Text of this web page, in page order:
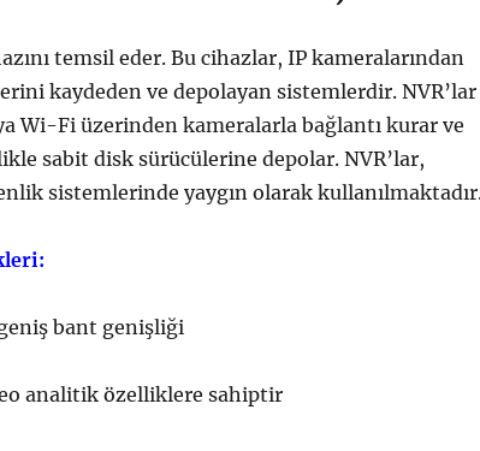
temsil eder. Bu cihazlar, IP kameralarından
kaydeden ve depolayan sistemlerdir. NVR’lar
Wi-Fi üzerinden kameralarla bağlantı kurar ve
sabit disk sürücülerine depolar. NVR’lar,
sistemlerinde yaygın olarak
bant genişliği
analitik özelliklere sahiptir